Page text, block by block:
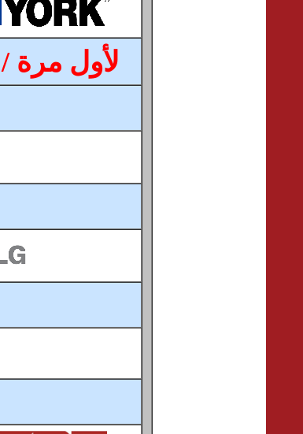
لأول مرة /